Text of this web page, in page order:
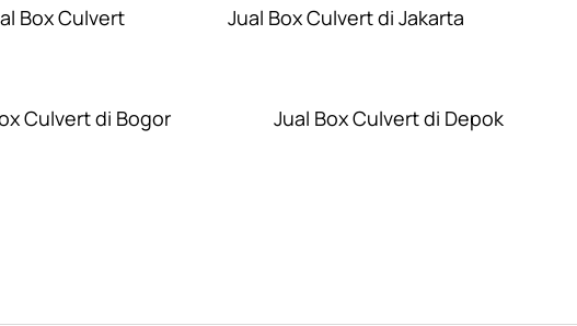
Box Culvert Jual Box Culvert di Jakarta
Culvert di Bogor Jual Box Culvert di Depok